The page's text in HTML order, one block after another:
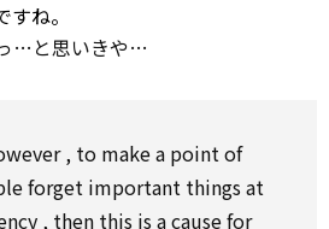
ね。
…と思いきや…
, to makea pointof
forget important things at
, then this is acausefor